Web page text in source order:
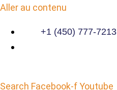
Aller au contenu
+1 (450) 777-7213
Search Facebook-fYoutube